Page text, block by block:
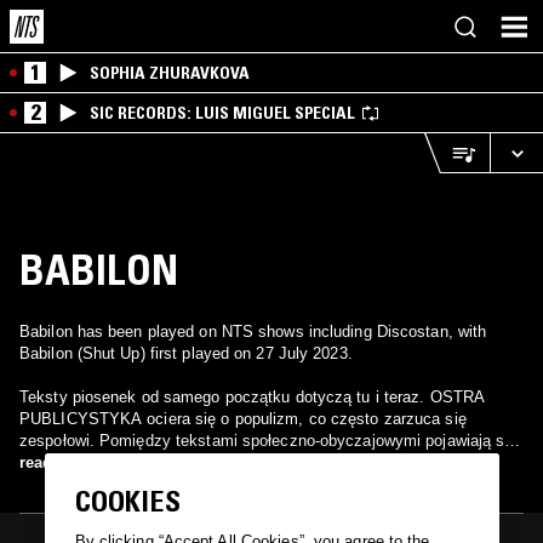
1 SOPHIA ZHURAVKOVA
2 SIC RECORDS: LUIS MIGUEL SPECIAL
BABILON
Babilon has been played on NTS shows including Discostan, with
Babilon (Shut Up) first played on 27 July 2023.
Teksty piosenek od samego początku dotyczą tu i teraz. OSTRA
PUBLICYSTYKA ociera się o populizm, co często zarzuca się
zespołowi. Pomiędzy tekstami społeczno-obyczajowymi pojawiają się
scenki rodzajowe o zwykłych ludziach, próbujących przeżyć kolejny
kochać. Miłość i dobro wychylające się zza szarej codzienności są
read more
COOKIES